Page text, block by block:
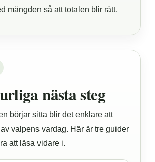
mängden så att totalen blir rätt.
nästa steg
börjar sitta blir det enklare att
valpens vardag. Här är tre guider
att läsa vidare i.